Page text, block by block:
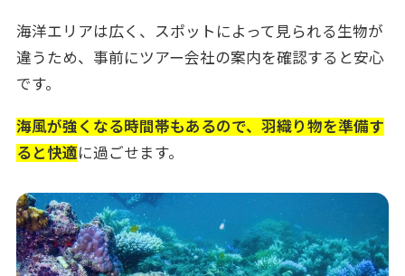
海洋エリアは広く、スポットによって見られる生物が
違うため、事前にツアー会社の案内を確認すると安心
です。
海風が強くなる時間帯もあるので、羽織り物を準備す
ると快適に過ごせます。